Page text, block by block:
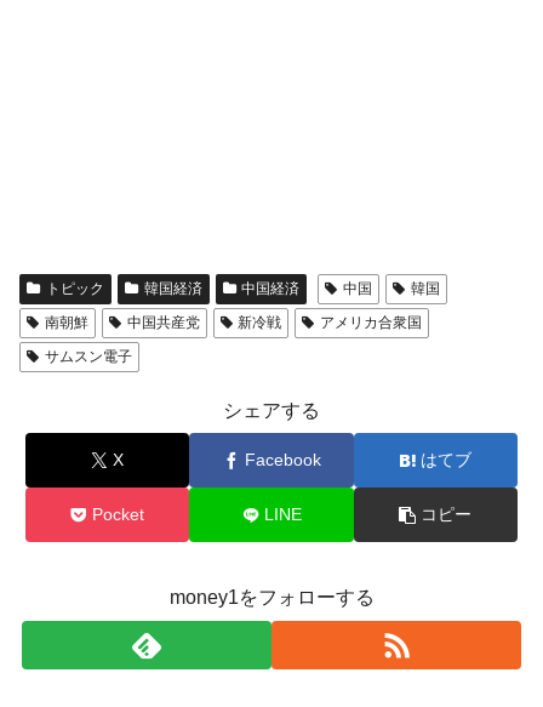
トピック 韓国経済 中国経済 中国
韓国
南朝鮮
中国共産党 新冷戦
アメリカ合衆国
サムスン電子
シェアする
X Facebook はてブ
Pocket LINE コピー
money1をフォローする